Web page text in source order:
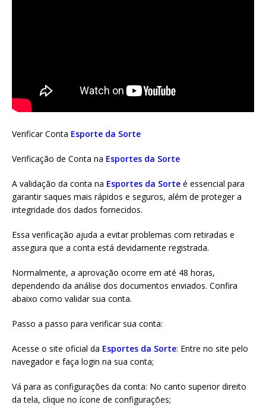
Verificar Conta Esporte da Sorte
Verificação de Conta na Esportes da Sorte
A validação da conta na Esportes da Sorte é essencial para
garantir saques mais rápidos e seguros, além de proteger a
integridade dos dados fornecidos.
Essa verificação ajuda a evitar problemas com retiradas e
assegura que a conta está devidamente registrada.
Normalmente, a aprovação ocorre em até 48 horas,
dependendo da análise dos documentos enviados. Confira
abaixo como validar sua conta.
Passo a passo para verificar sua conta:
Acesse o site oficial da Esportes da Sorte: Entre no site pelo
navegador e faça login na sua conta;
Vá para as configurações da conta: No canto superior direito
da tela, clique no ícone de configurações;